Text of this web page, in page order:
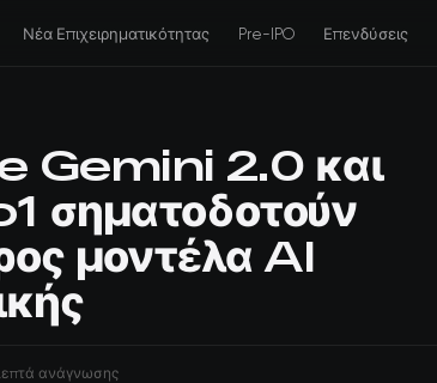
Νέα Επιχειρηματικότητας Pre-IPO Επενδύσεις
Gemini 2.0 και
σηματοδοτούν
μοντέλα AI
ανάγνωσης